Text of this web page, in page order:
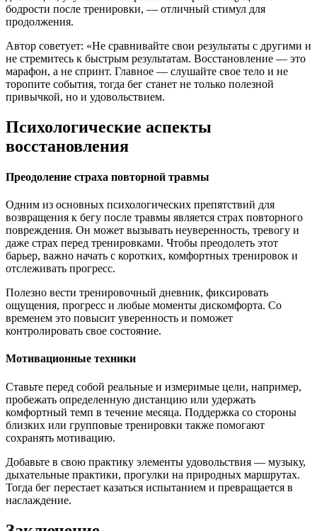
бодрости после тренировки, — отличный стимул для
продолжения.
Автор советует: «Не сравнивайте свои результаты с другими и
не стремитесь к быстрым результатам. Восстановление — это
марафон, а не спринт. Главное — слушайте свое тело и не
торопите события, тогда бег станет не только полезной
привычкой, но и удовольствием.
Психологические аспекты
восстановления
Преодоление страха повторной травмы
Одним из основных психологических препятствий для
возвращения к бегу после травмы является страх повторного
повреждения. Он может вызывать неуверенность, тревогу и
даже страх перед тренировками. Чтобы преодолеть этот
барьер, важно начать с коротких, комфортных тренировок и
отслеживать прогресс.
Полезно вести тренировочный дневник, фиксировать
ощущения, прогресс и любые моменты дискомфорта. Со
временем это повысит уверенность и поможет
контролировать свое состояние.
Мотивационные техники
Ставьте перед собой реальные и измеримые цели, например,
пробежать определенную дистанцию или удержать
комфортный темп в течение месяца. Поддержка со стороны
близких или групповые тренировки также помогают
сохранять мотивацию.
Добавьте в свою практику элементы удовольствия — музыку,
дыхательные практики, прогулки на природных маршрутах.
Тогда бег перестает казаться испытанием и превращается в
наслаждение.